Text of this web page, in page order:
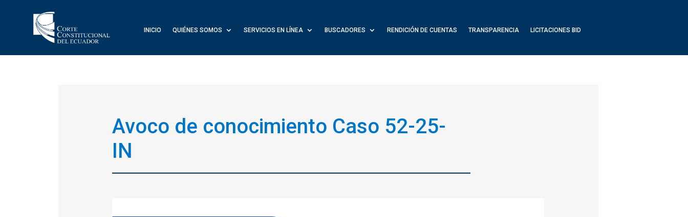
INICIO QUIÉNES SOMOS SERVICIOS EN LÍNEA BUSCADORES RENDICIÓN DE CUENTAS TRANSPARENCIA LICITACIONES BID
Avoco de conocimiento Caso 52-25-
IN